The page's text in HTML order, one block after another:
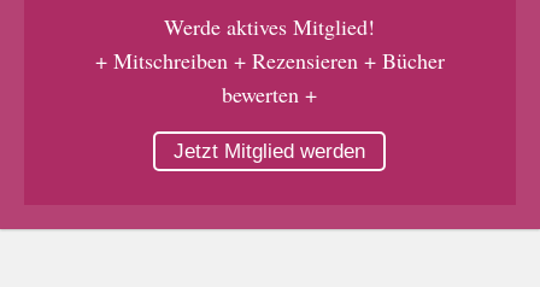
Werde aktives Mitglied!
+ Mitschreiben + Rezensieren + Bücher
bewerten +
Jetzt Mitglied werden